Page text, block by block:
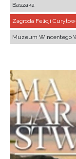
Baszaka
Zagroda Felicji
Muzeum Wincentego